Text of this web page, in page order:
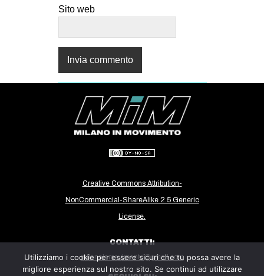
Sito web
Creative Commons Attribution-
NonCommercial-ShareAlike 2.5 Generic
License.
CONTATTI:
milanoinmovimento@gmail.com
Utilizziamo i cookie per essere sicuri che tu possa avere la
migliore esperienza sul nostro sito. Se continui ad utilizzare